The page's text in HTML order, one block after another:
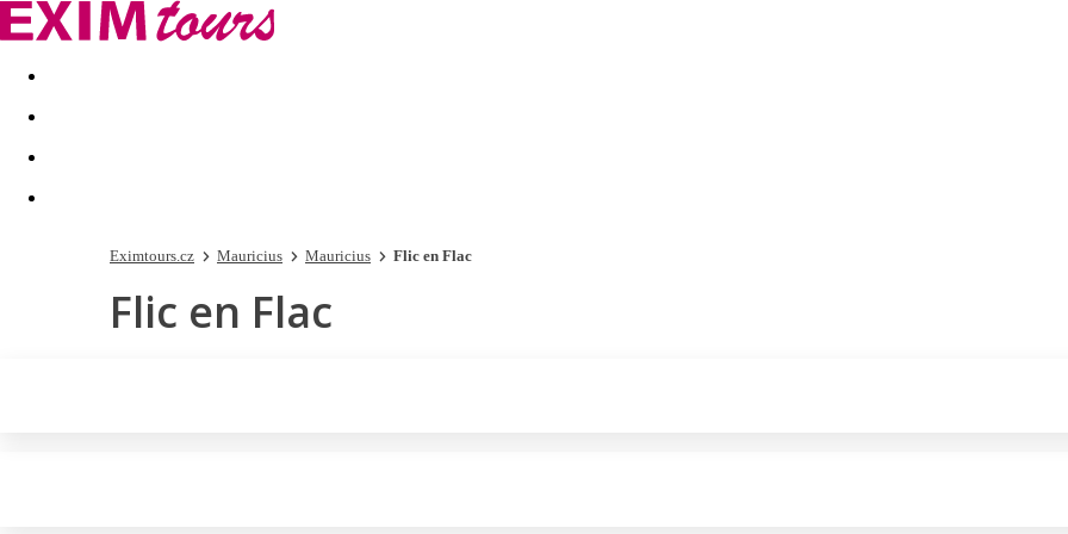
Akční nabídky Last minute
Eximtours.cz Mauricius Mauricius Flic en Flac
Flic en Flac